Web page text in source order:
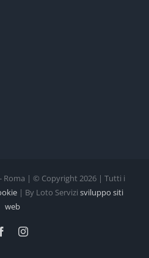
Roma | © Copyright 2026 | Tutti i
| By Loto Servizi sviluppo siti
web
FacebookInstagram